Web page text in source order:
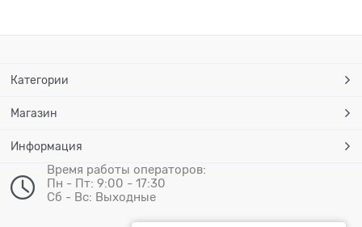
Категории
Магазин
Информация
Время работы операторов:
Пн - Пт: 9:00 - 17:30
Сб - Вс: Выходные